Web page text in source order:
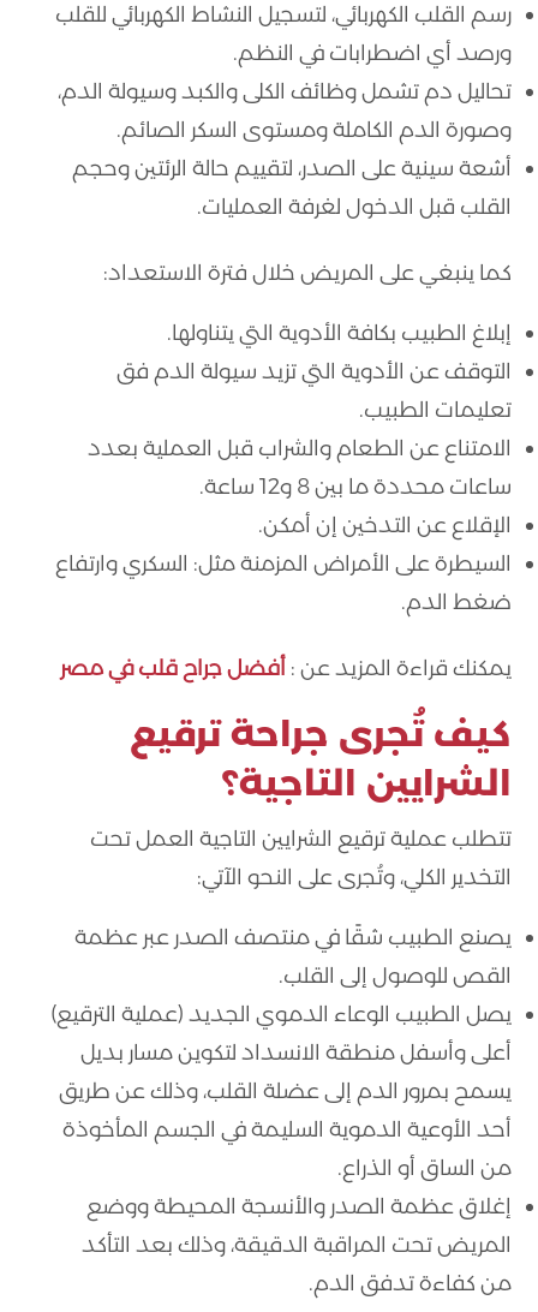
رسم القلب الكهربائي، لتسجيل النشاط الكهربائي للقلب
ورصد أي اضطرابات في النظم.
تحاليل دم تشمل وظائف الكلى والكبد وسيولة الدم،
وصورة الدم الكاملة ومستوى السكر الصائم.
أشعة سينية على الصدر، لتقييم حالة الرئتين وحجم
القلب قبل الدخول لغرفة العمليات.
كما ينبغي على المريض خلال فترة الاستعداد:
إبلاغ الطبيب بكافة الأدوية التي يتناولها.
التوقف عن الأدوية التي تزيد سيولة الدم فق
تعليمات الطبيب.
الامتناع عن الطعام والشراب قبل العملية بعدد
ساعات محددة ما بين 8 و12 ساعة.
الإقلاع عن التدخين إن أمكن.
السيطرة على الأمراض المزمنة مثل: السكري وارتفاع
ضغط الدم.
يمكنك قراءة المزيد عن : أفضل جراح قلب في مصر
كيف تُجرى جراحة ترقيع
الشرايين التاجية؟
تتطلب عملية ترقيع الشرايين التاجية العمل تحت
التخدير الكلي، وتُجرى على النحو الآتي:
يصنع الطبيب شقًا في منتصف الصدر عبر عظمة
القص للوصول إلى القلب.
يصل الطبيب الوعاء الدموي الجديد (عملية الترقيع)
أعلى وأسفل منطقة الانسداد لتكوين مسار بديل
يسمح بمرور الدم إلى عضلة القلب، وذلك عن طريق
أحد الأوعية الدموية السليمة في الجسم المأخوذة
من الساق أو الذراع.
إغلاق عظمة الصدر والأنسجة المحيطة ووضع
المريض تحت المراقبة الدقيقة، وذلك بعد التأكد
من كفاءة تدفق الدم.